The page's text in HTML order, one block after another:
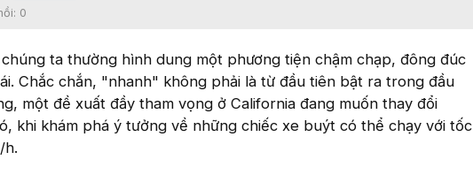
0
ta thường hình dung một phương tiện chậm chạp, đông đúc
Chắc chắn, "nhanh" không phải là từ đầu tiên bật ra trong đầu
một đề xuất đầy tham vọng ở California đang muốn thay đổi
khi khám phá ý tưởng về những chiếc xe buýt có thể chạy với tốc
h.